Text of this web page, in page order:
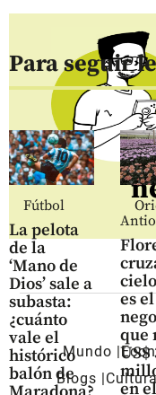
Para seguir
Fútbol
La pelota
de la
‘Mano de
Dios’ sale a
subasta:
¿cuánto
vale el
histórico
balón de
es el
que
US$
en el
Mundo
Blogs